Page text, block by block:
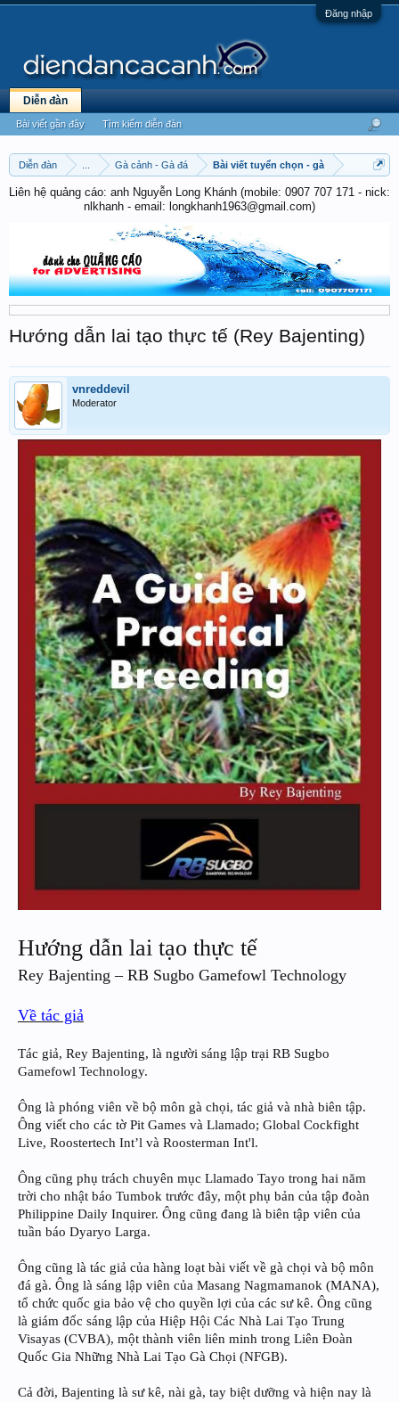
Đăng nhập
Diễn đàn Gà cảnh - Gà đá Bài viết tuyển chọn - gà
Liên hệ quảng cáo: anh Nguyễn Long Khánh (mobile: 0907 707 171 - nick:
nlkhanh - email: longkhanh1963@gmail.com)
Hướng dẫn lai tạo thực tế (Rey Bajenting)
vnreddevil
Moderator
Hướng dẫn lai tạo thực tế
Rey Bajenting – RB Sugbo Gamefowl Technology
Về tác giả
Tác giả, Rey Bajenting, là người sáng lập trại RB Sugbo
Gamefowl Technology.
Ông là phóng viên về bộ môn gà chọi, tác giả và nhà biên tập.
Ông viết cho các tờ Pit Games và Llamado; Global Cockfight
Live, Roostertech Int’l và Roosterman Int'l.
Ông cũng phụ trách chuyên mục Llamado Tayo trong hai năm
trời cho nhật báo Tumbok trước đây, một phụ bản của tập đoàn
Philippine Daily Inquirer. Ông cũng đang là biên tập viên của
tuần báo Dyaryo Larga.
Ông cũng là tác giả của hàng loạt bài viết về gà chọi và bộ môn
đá gà. Ông là sáng lập viên của Masang Nagmamanok (MANA),
tổ chức quốc gia bảo vệ cho quyền lợi của các sư kê. Ông cũng
là giám đốc sáng lập của Hiệp Hội Các Nhà Lai Tạo Trung
Visayas (CVBA), một thành viên liên minh trong Liên Đoàn
Quốc Gia Những Nhà Lai Tạo Gà Chọi (NFGB).
Cả đời, Bajenting là sư kê, nài gà, tay biệt dưỡng và hiện nay là
Diễn đàn
Bài viết gần đây Tìm kiếm diễn đàn